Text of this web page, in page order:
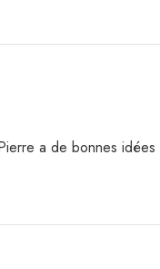
a de bonnes